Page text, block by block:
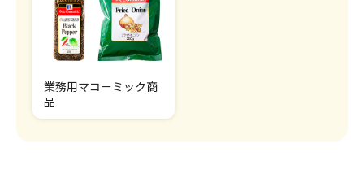
業務用マコーミック商
品